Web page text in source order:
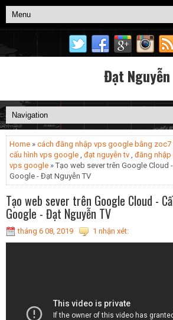
Đạt Nguyễn
Home » cách đăng nhập vps google bằng zoc7
cấu hình vps google , đạt nguyễn tv , đăng
vps google » Tạo web sever trên Google Cloud
Google - Đạt Nguyễn TV
Tạo web sever trên Google Cloud -
Google - Đạt Nguyễn TV
tháng 6 08, 2019 1 nhận xét: